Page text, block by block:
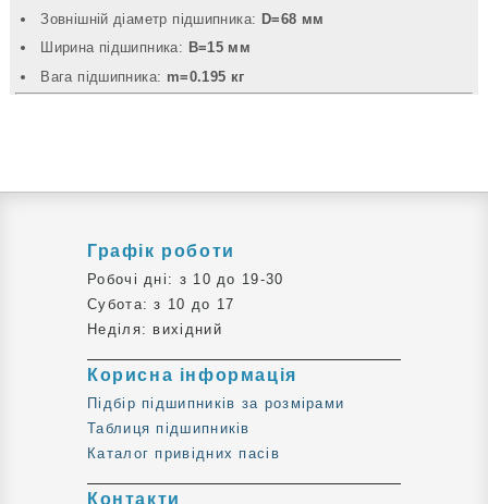
Зовнішній діаметр підшипника: D=68 мм
Ширина підшипника: B=15 мм
Вага підшипника: m=0.195 кг
Графік роботи
Робочі дні: з 10 до 19-30
Субота: з 10 до 17
Неділя: вихідний
Корисна інформація
Підбір підшипників за розмірами
Таблиця підшипників
Каталог привідних пасів
Контакти